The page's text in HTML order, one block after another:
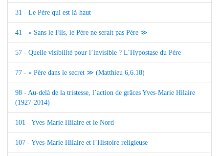
31 - Le Père qui est là-haut
41 - « Sans le Fils, le Père ne serait pas Père ≫
57 - Quelle visibilité pour l’invisible ? L’Hypostase du Père
77 - « Père dans le secret ≫ (Matthieu 6,6.18)
98 - Au-delà de la tristesse, l’action de grâces Yves-Marie Hilaire
(1927-2014)
101 - Yves-Marie Hilaire et le Nord
107 - Yves-Marie Hilaire et l’Histoire religieuse